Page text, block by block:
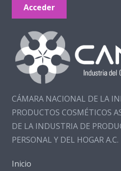
Acceder
CÁMARA NACIONAL DE LA
PRODUCTOS COSMÉTICOS
DE LA INDUSTRIA DE
PERSONAL Y DEL HOGAR A.C.
Inicio